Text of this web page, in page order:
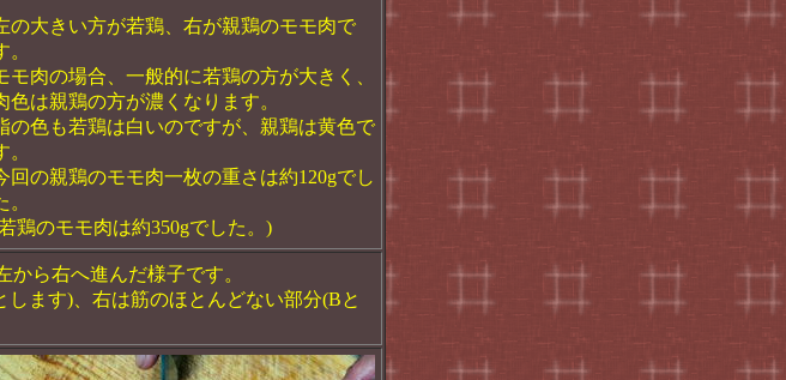
の大きい方が若鶏、右が親鶏のモモ肉で
。
モ肉の場合、一般的に若鶏の方が大きく、
色は親鶏の方が濃くなります。
の色も若鶏は白いのですが、親鶏は黄色で
。
回の親鶏のモモ肉一枚の重さは約120gでし
。
鶏のモモ肉は約350gでした。)
ら右へ進んだ様子です。
ます)、右は筋のほとんどない部分(Bと